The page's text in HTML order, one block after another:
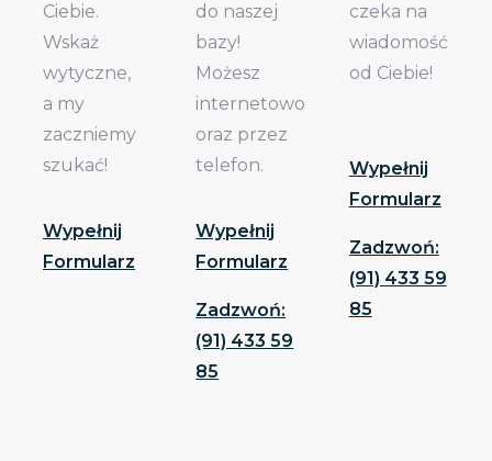
Ciebie.
Wskaż
wytyczne,
a my
zaczniemy
szukać!
Wypełnij
Formularz
do naszej
bazy!
Możesz
internetowo
oraz przez
telefon.
Wypełnij
Formularz
Zadzwoń:
(91) 433 59
85
czeka na
wiadomość
od Ciebie!
Wypełnij
Formularz
Zadzwoń:
(91) 433 59
85